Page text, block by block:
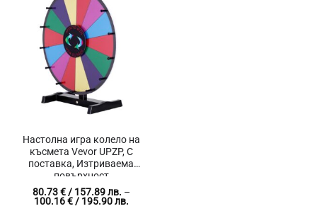
Настолна игра колело на
късмета Vevor UPZP, С
поставка, Изтриваема
повърхност
80.73€/ 157.89 лв. –
100.16€/ 195.90 лв.